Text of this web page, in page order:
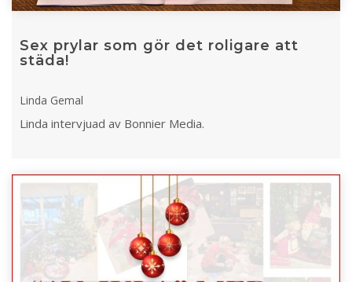
Sex prylar som gör det roligare att
städa!
Linda Gemal
Linda intervjuad av Bonnier Media.